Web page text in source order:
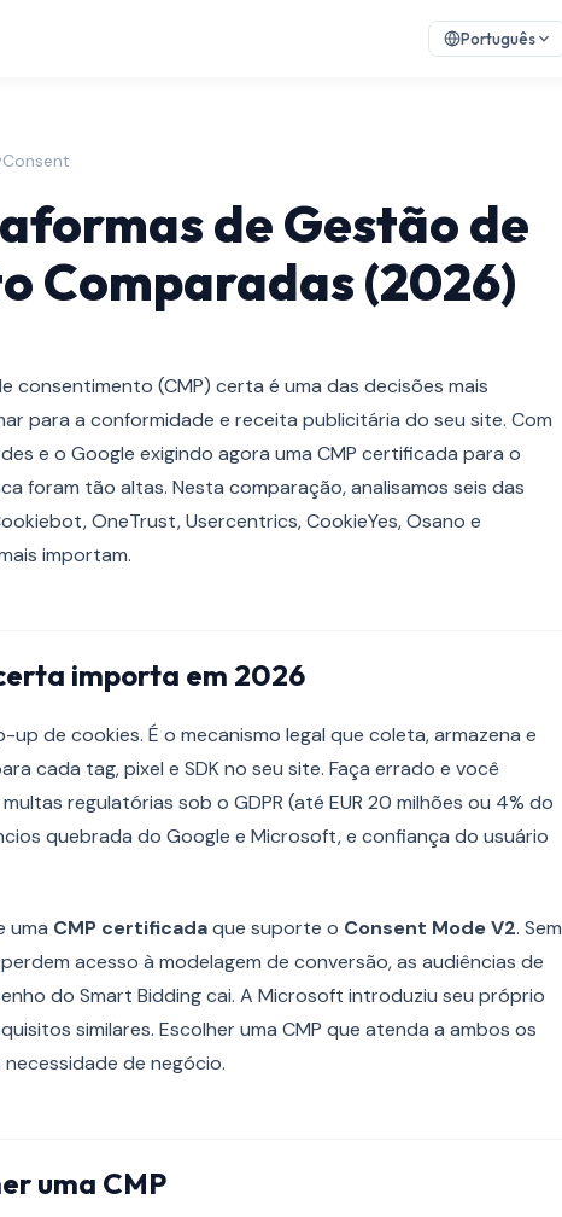
Português
de Gestão de
Comparadas (2026)
consentimento (CMP) certa é uma das decisões mais
para a conformidade e receita publicitária do seu site. Com
e o Google exigindo agora uma CMP certificada para o
foram tão altas. Nesta comparação, analisamos seis das
OneTrust, Usercentrics, CookieYes, Osano e
importam.
importa em 2026
up de cookies. É o mecanismo legal que coleta, armazena e
cada tag, pixel e SDK no seu site. Faça errado e você
regulatórias sob o GDPR (até EUR 20 milhões ou 4% do
quebrada do Google e Microsoft, e confiança do usuário
uma CMP certificadaque suporte o Consent Mode V2. Sem
acesso à modelagem de conversão, as audiências de
do Smart Bidding cai. A Microsoft introduziu seu próprio
similares. Escolher uma CMP que atenda a ambos os
de negócio.
uma CMP